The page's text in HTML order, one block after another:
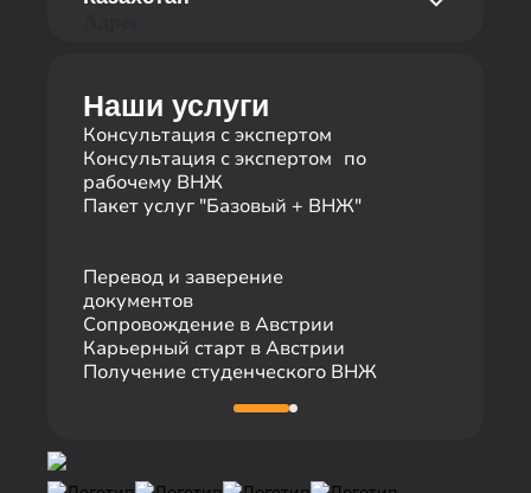
+43 681 10116726
+7 495 19 19 317
050040 Алматы, Республика
Казахстан
Телефон
+7 727 310 14 79
Наши услуги
Консультация с экспертом
Консультация с экспертом по
рабочему ВНЖ
Пакет услуг "Базовый + ВНЖ"
Перевод и заверение
документов
Сопровождение в Австрии
Карьерный старт в Австрии
Получение студенческого ВНЖ